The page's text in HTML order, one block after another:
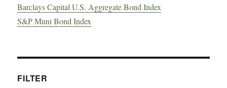
Barclays Capital U.S. Aggregate Bond Index
S&P Muni Bond Index
FILTER